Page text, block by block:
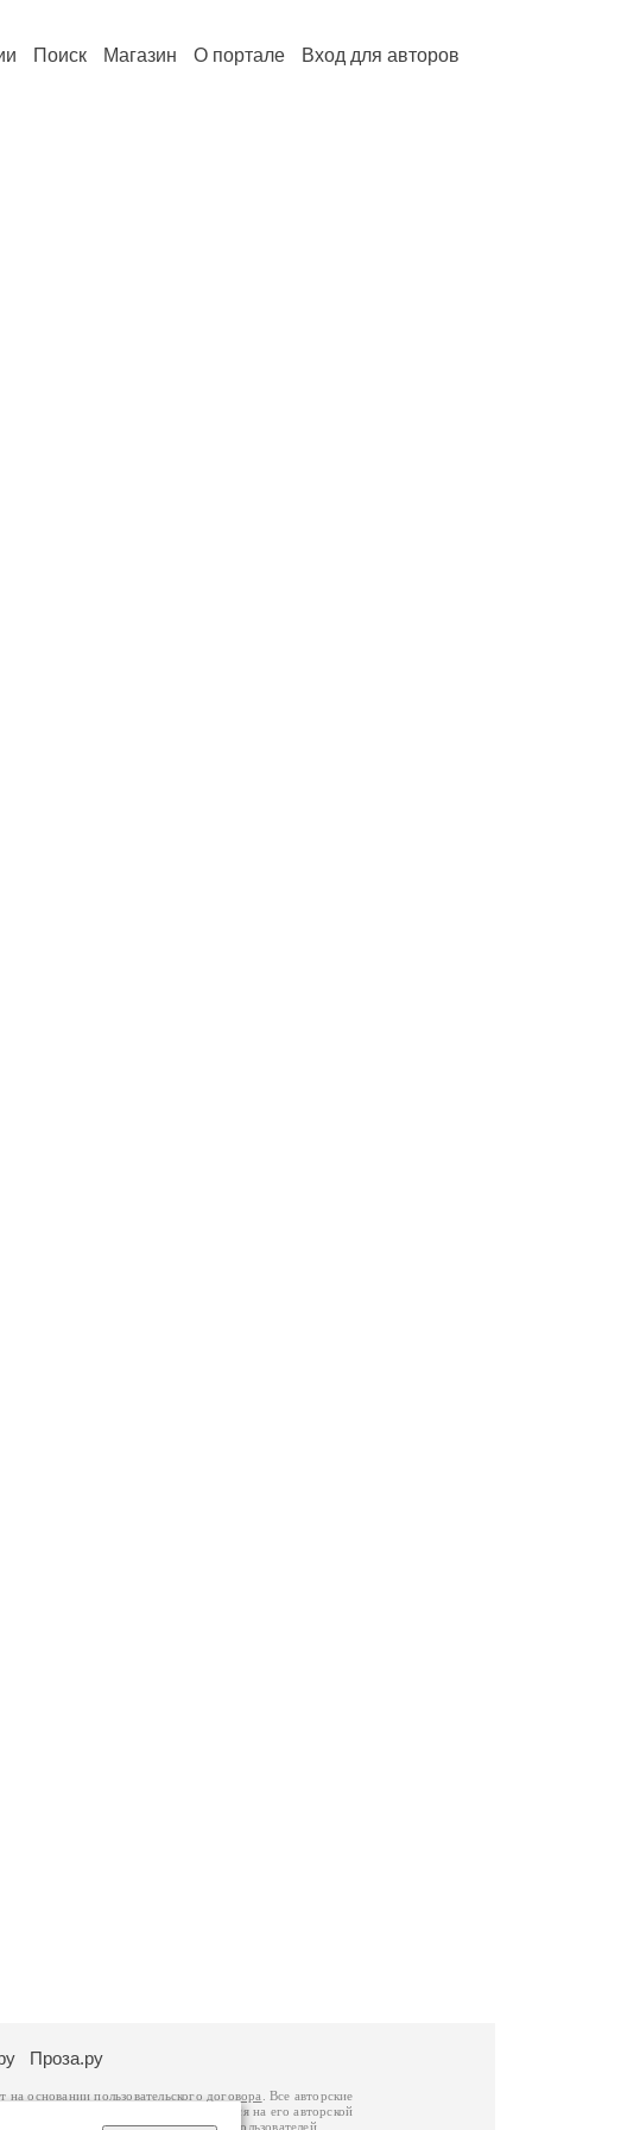
Поиск Магазин О портале Вход для авторов
Проза.ру
на основаниипользовательского договора
. Все авторские
к которому вы можете обратиться на его авторской
Российской Федерации. Данные пользователей